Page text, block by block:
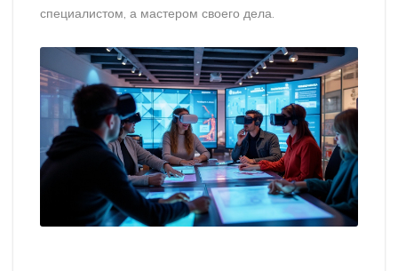
специалистом, а мастером своего дела.